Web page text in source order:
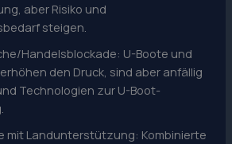
aber Risiko und
steigen.
Handelsblockade: U-Boote und
den Druck, sind aber anfällig
Technologien zur U-Boot-
mit Landunterstützung: Kombinierte